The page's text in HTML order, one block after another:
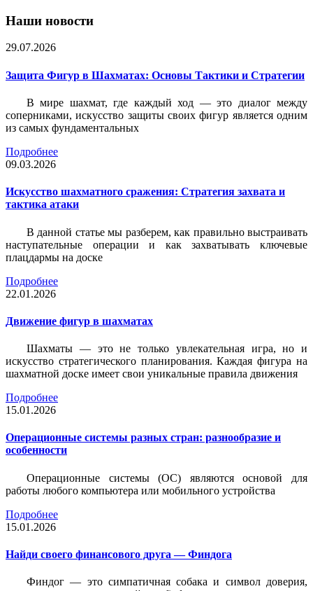
Наши новости
29.07.2026
Защита Фигур в Шахматах: Основы Тактики и Стратегии
В мире шахмат, где каждый ход — это диалог между
соперниками, искусство защиты своих фигур является одним
из самых фундаментальных
Подробнее
09.03.2026
Искусство шахматного сражения: Стратегия захвата и
тактика атаки
В данной статье мы разберем, как правильно выстраивать
наступательные операции и как захватывать ключевые
плацдармы на доске
Подробнее
22.01.2026
Движение фигур в шахматах
Шахматы — это не только увлекательная игра, но и
искусство стратегического планирования. Каждая фигура на
шахматной доске имеет свои уникальные правила движения
Подробнее
15.01.2026
Операционные системы разных стран: разнообразие и
особенности
Операционные системы (ОС) являются основой для
работы любого компьютера или мобильного устройства
Подробнее
15.01.2026
Найди своего финансового друга — Финдога
Финдог — это симпатичная собака и символ доверия,